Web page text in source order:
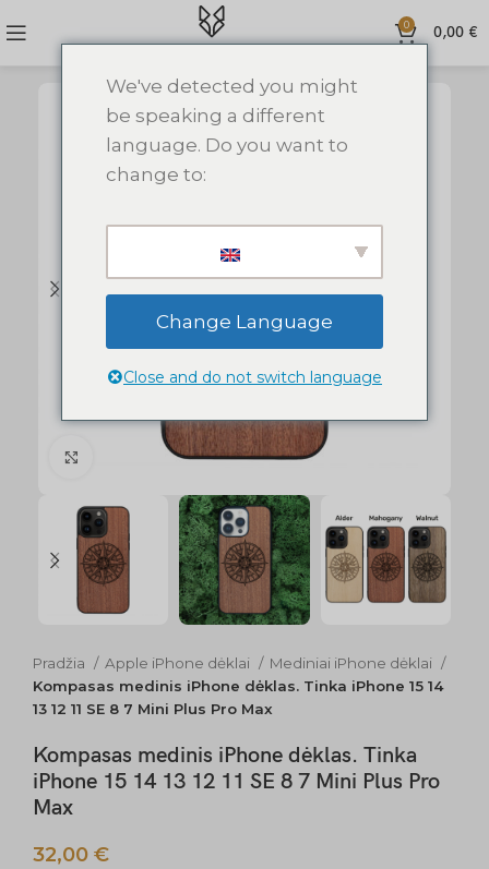
0 0,00 €
Click to enlarge
Pradžia Apple iPhone dėklai
Mediniai iPhone dėklai
Kompasas medinis iPhone dėklas. Tinka iPhone 15 14
13 12 11 SE 8 7 Mini Plus Pro Max
Kompasas medinis iPhone dėklas. Tinka
iPhone 15 14 13 12 11 SE 8 7 Mini Plus Pro
Max
32,00 €
We've detected you might
be speaking a different
language. Do you want to
change to:
Change Language
Close and do not switch language